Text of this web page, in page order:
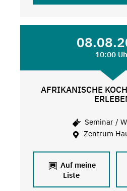
10:00
AFRIKANISCHE
Seminar /
Zentrum
Auf meine
Liste